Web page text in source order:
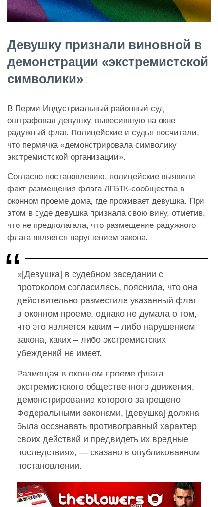
Девушку признали виновной в
демонстрации «экстремистской
символики»
В Перми Индустриальный районный суд
оштрафовал девушку, вывесившую на окне
радужный флаг. Полицейские и судья посчитали,
что пермячка «демонстрировала символику
экстремистской организации».
Согласно постановлению, полицейские выявили
факт размещения флага ЛГБТК-сообщества в
оконном проеме дома, где проживает девушка. При
этом в суде девушка признала свою вину, отметив,
что не предполагала, что размещение радужного
флага является нарушением закона.
«[Девушка] в судебном заседании с
протоколом согласилась, пояснила, что она
действительно разместила указанный флаг
в оконном проеме, однако не думала о том,
что это является каким – либо нарушением
закона, каких – либо экстремистских
убеждений не имеет.
Размещая в оконном проеме флага
экстремистского общественного движения,
демонстрирование которого запрещено
Федеральными законами, [девушка] должна
была осознавать противоправный характер
своих действий и предвидеть их вредные
последствия», — сказано в опубликованном
постановлении.